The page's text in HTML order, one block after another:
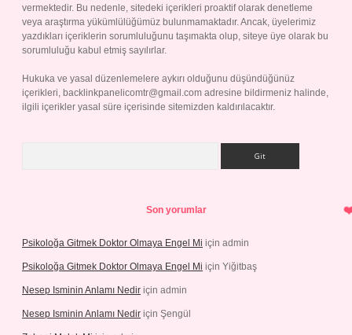
vermektedir. Bu nedenle, sitedeki içerikleri proaktif olarak denetleme
veya araştırma yükümlülüğümüz bulunmamaktadır. Ancak, üyelerimiz
yazdıkları içeriklerin sorumluluğunu taşımakta olup, siteye üye olarak bu
sorumluluğu kabul etmiş sayılırlar.
Hukuka ve yasal düzenlemelere aykırı olduğunu düşündüğünüz
içerikleri, backlinkpanelicomtr@gmail.com adresine bildirmeniz halinde,
ilgili içerikler yasal süre içerisinde sitemizden kaldırılacaktır.
Son yorumlar
Psikoloğa Gitmek Doktor Olmaya Engel Mi için admin
Psikoloğa Gitmek Doktor Olmaya Engel Mi için Yiğitbaş
Nesep Isminin Anlamı Nedir için admin
Nesep Isminin Anlamı Nedir için Şengül